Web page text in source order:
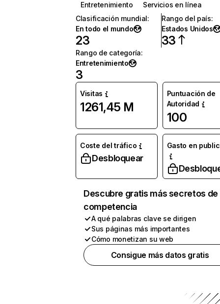
Entretenimiento
Servicios en línea
Clasificación mundial:
En todo el mundo
23
Rango del país:
Estados Unidos
33
Rango de categoría:
Entretenimiento
3
Visitas
1261,45 M
Puntuación de
Autoridad
100
Coste del tráfico
Desbloquear
Gasto en
Descubre gratis más secretos de
competencia
A qué palabras clave se dirigen
Sus páginas más importantes
Cómo monetizan su web
Consigue más datos gratis